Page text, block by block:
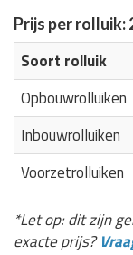
Prijs per rolluik:
Soort rolluik
Opbouwrolluiken
Inbouwrolluiken
Voorzetrolluiken
*Let op: dit zijn
exacte prijs?